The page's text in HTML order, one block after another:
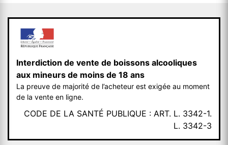
Interdiction de vente de boissons alcooliques
aux mineurs de moins de 18 ans
La preuve de majorité de l’acheteur est exigée au moment
de la vente en ligne.
CODE DE LA SANTÉ PUBLIQUE : ART. L. 3342-1.
L. 3342-3